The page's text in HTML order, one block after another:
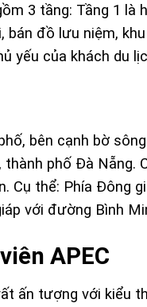
3 tầng: Tầng 1 là
đồ lưu niệm,
yếu của khách du
bên cạnh bờ
thành phố Đà Nẵng.
Cụ thể: Phía Đông
với đường Bình
APEC
ấn tượng với kiểu